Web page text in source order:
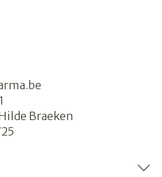
Braeken